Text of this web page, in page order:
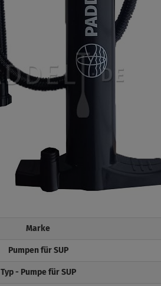
Marke
Pumpen für SUP
Typ - Pumpe für SUP